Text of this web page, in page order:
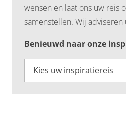
wensen en laat ons uw reis
samenstellen. Wij
Benieuwd naar onze